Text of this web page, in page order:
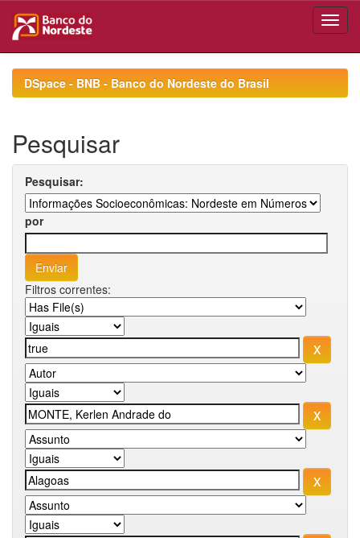
navigationDSpace - BNB - Banco do Nordeste do Brasil
Pesquisar
Pesquisar:
por
Filtros correntes: